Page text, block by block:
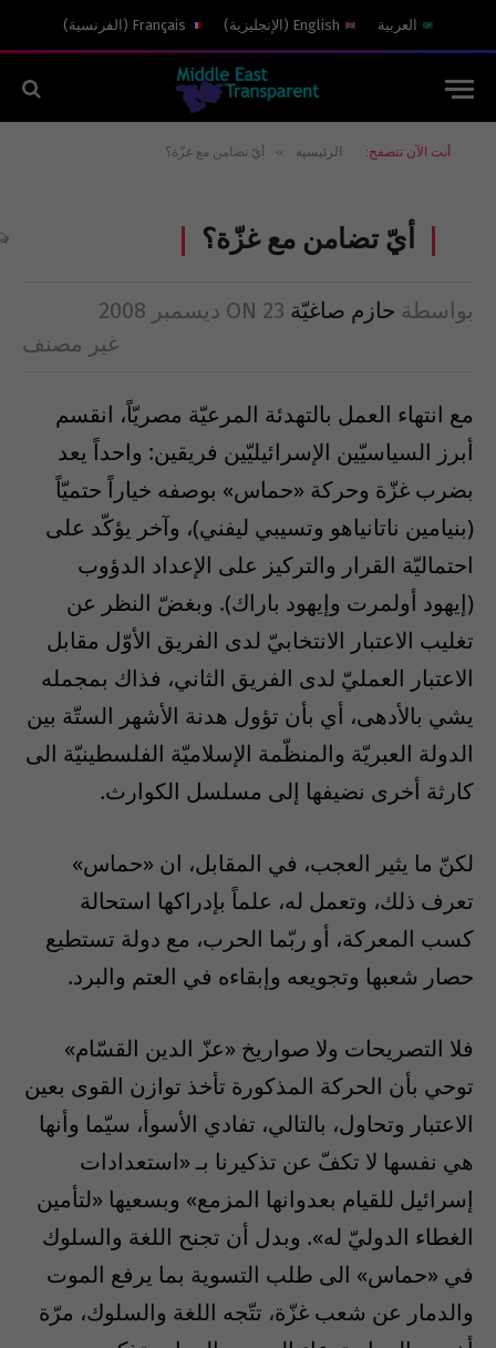
العربية English
( الإنجليزية)
Français
( الفرنسية)
أنت الآن تتصفح: الرئيسية » أيّ تضامن مع غزّة؟
أيّ تضامن مع غزّة؟
بواسطة حازم صاغيّة ON 23 ديسمبر 2008
غير مصنف
مع انتهاء العمل بالتهدئة المرعيّة مصريّاً، انقسم
أبرز السياسيّين الإسرائيليّين فريقين: واحداً يعد
بضرب غزّة وحركة «حماس» بوصفه خياراً حتميّاً
(بنيامين ناتانياهو وتسيبي ليفني)، وآخر يؤكّد على
احتماليّة القرار والتركيز على الإعداد الدؤوب
(إيهود أولمرت وإيهود باراك). وبغضّ النظر عن
تغليب الاعتبار الانتخابيّ لدى الفريق الأوّل مقابل
الاعتبار العمليّ لدى الفريق الثاني، فذاك بمجمله
يشي بالأدهى، أي بأن تؤول هدنة الأشهر الستّة بين
الدولة العبريّة والمنظّمة الإسلاميّة الفلسطينيّة الى
كارثة أخرى نضيفها إلى مسلسل الكوارث.
لكنّ ما يثير العجب، في المقابل، ان «حماس»
تعرف ذلك، وتعمل له، علماً بإدراكها استحالة
كسب المعركة، أو ربّما الحرب، مع دولة تستطيع
حصار شعبها وتجويعه وإبقاءه في العتم والبرد.
فلا التصريحات ولا صواريخ «عزّ الدين القسّام»
توحي بأن الحركة المذكورة تأخذ توازن القوى بعين
الاعتبار وتحاول، بالتالي، تفادي الأسوأ، سيّما وأنها
هي نفسها لا تكفّ عن تذكيرنا بـ «استعدادات
إسرائيل للقيام بعدوانها المزمع» وبسعيها «لتأمين
الغطاء الدوليّ له». وبدل أن تجنح اللغة والسلوك
في «حماس» الى طلب التسوية بما يرفع الموت
والدمار عن شعب غزّة، تتّجه اللغة والسلوك، مرّة